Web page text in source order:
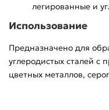
легированные и
Использование
Предназначено для
углеродистых сталей
цветных металлов,